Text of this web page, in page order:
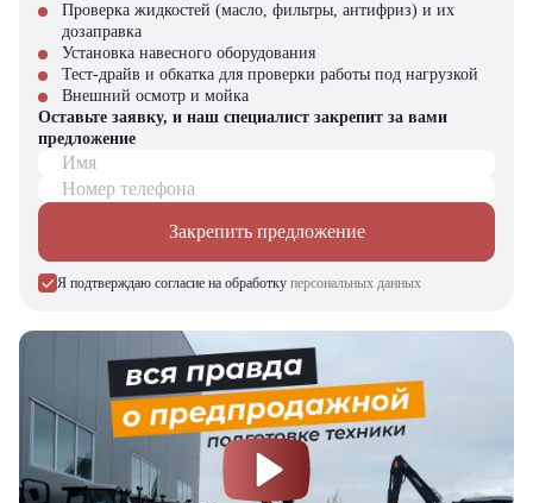
Проверка жидкостей (масло, фильтры, антифриз) и их
дозаправка
Установка навесного оборудования
Тест-драйв и обкатка для проверки работы под нагрузкой
Внешний осмотр и мойка
Оставьте заявку, и наш специалист закрепит за вами
предложение
Имя
Номер телефона
Закрепить предложение
Я подтверждаю согласие на обработку персональных данных